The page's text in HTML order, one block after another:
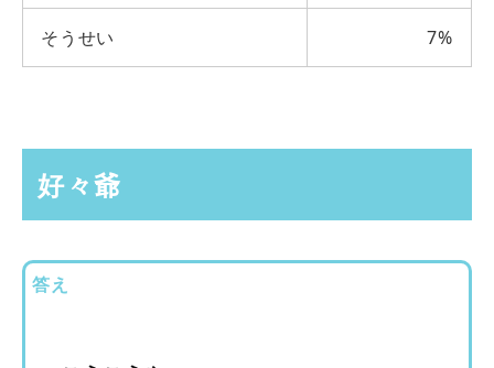
そうせい 7%
好々爺
答え